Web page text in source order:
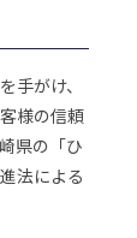
手がけ、
様の信頼
県の「ひ
法による